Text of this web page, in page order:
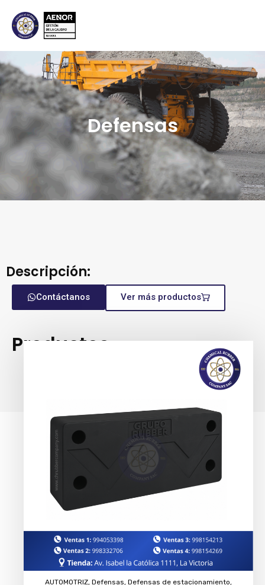
Defensas
Descripción:
Contáctanos Ver más productos
Productos
AUTOMOTRIZ, Defensas, Defensas de estacionamiento,